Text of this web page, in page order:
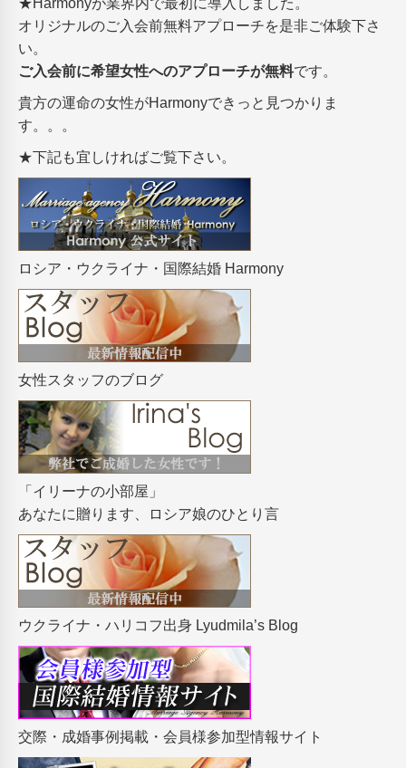
★Harmonyが業界内で最初に導入しました。
オリジナルのご入会前無料アプローチを是非ご体験下さ
い。
ご入会前に希望女性へのアプローチが無料です。
貴方の運命の女性がHarmonyできっと見つかりま
す。。。
★下記も宜しければご覧下さい。
ロシア・ウクライナ・国際結婚 Harmony
女性スタッフのブログ
「イリーナの小部屋」
あなたに贈ります、ロシア娘のひとり言
ウクライナ・ハリコフ出身 Lyudmila’s Blog
交際・成婚事例掲載・会員様参加型情報サイト